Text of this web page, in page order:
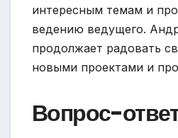
интересным темам и
ведению ведущего.
продолжает радовать
новыми проектами и
Вопрос-